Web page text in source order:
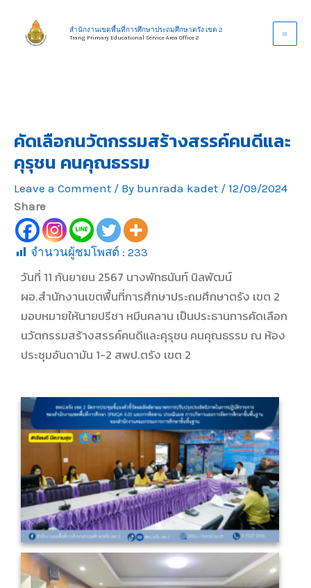
content
สำนักงานเขตพื้นที่การศึกษาประถมศึกษาตรัง เขต 2
Trang Primary Educational Service Area Office 2
คัดเลือกนวัตกรรมสร้างสรรค์คนดีและ
คุรุชน คนคุณธรรม
Leave a Comment / By bunrada kadet / 12/09/2024
Share
จำนวนผู้ชมโพสต์ : 233
วันที่ 11 กันยายน 2567 นางพัทธนันท์ นิลพัฒน์
ผอ.สำนักงานเขตพื้นที่การศึกษาประถมศึกษาตรัง เขต 2
มอบหมายให้นายปรีชา หมีนคลาน เป็นประธานการคัดเลือก
นวัตกรรมสร้างสรรค์คนดีและคุรุชน คนคุณธรรม ณ ห้อง
ประชุมอันดามัน 1-2 สพป.ตรัง เขต 2